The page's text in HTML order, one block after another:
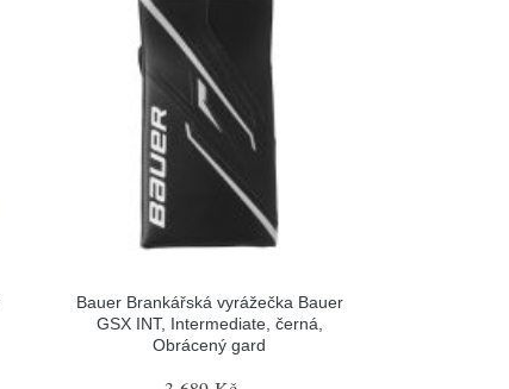
Bauer Brankářská vyrážečka Bauer
GSX INT, Intermediate, černá,
Obrácený gard